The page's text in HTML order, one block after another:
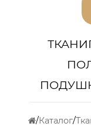
ТКАНИ
Каталог